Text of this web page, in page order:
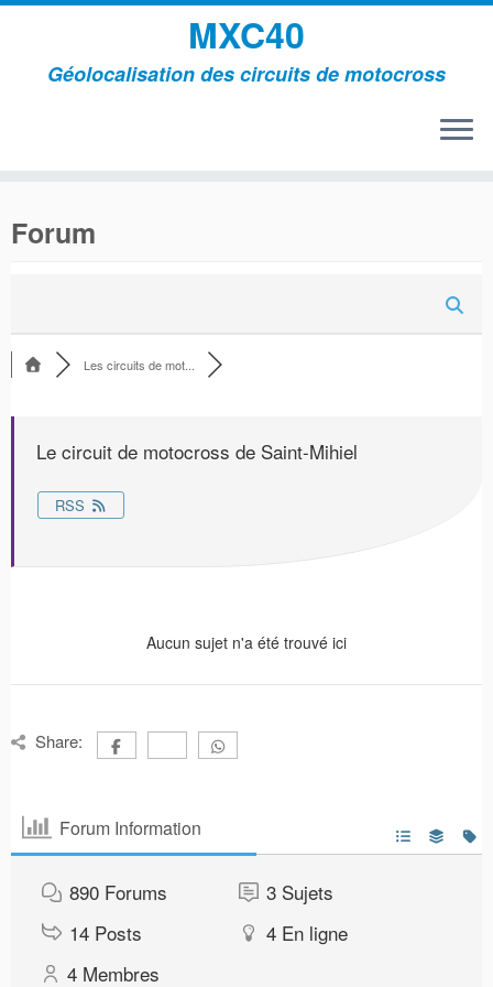
contenu
MXC40
Géolocalisation des circuits de motocross
Forum
Les circuits de mot...
Le circuit de motocross de Saint-Mihiel
RSS
Aucun sujet n'a été trouvé ici
Share:
Forum Information
890 Forums 3 Sujets
14 Posts 4 En ligne
4 Membres